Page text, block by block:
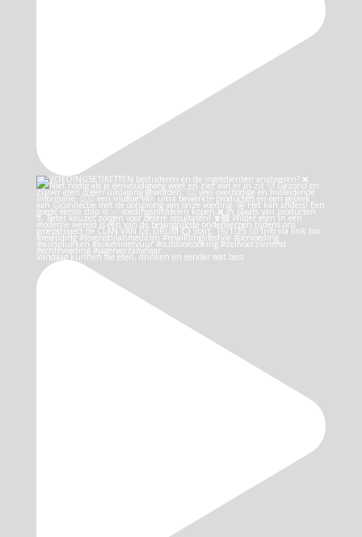
Vandaag kunnen we eten, drinken en eender wat best